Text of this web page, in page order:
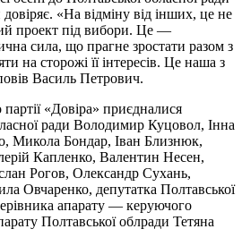
довіряє. «На відміну від інших, це не
проект під вибори. Це —
сила, що прагне зростати разом з
на сторожі її інтересів. Це наша з
Василь Петрович.
«Довіра» приєдналися
ради Володимир Куцовол, Інна
Микола Бондар, Іван Близнюк,
Капленко, Валентин Несен,
Рогов, Олександр Сухань,
Овчаренко, депутатка Полтавської
апарату — керуючого
Полтавської облради Тетяна